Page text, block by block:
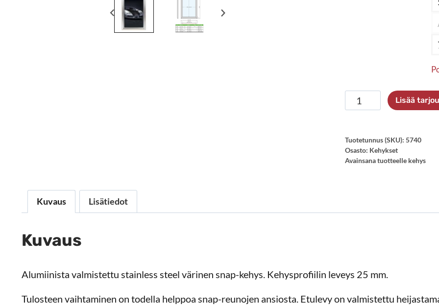
Snap-
Frame
mm,
stainless
Lisää
Tuotetunnus (SKU): 5740
Osasto: Kehykset
Avainsana tuotteelle kehys
Kuvaus Lisätiedot
Kuvaus
Alumiinista valmistettu stainless steel värinen snap-kehys. Kehysprofiilin leveys 25 mm.
Tulosteen vaihtaminen on todella helppoa snap-reunojen ansiosta. Etulevy on valmistettu